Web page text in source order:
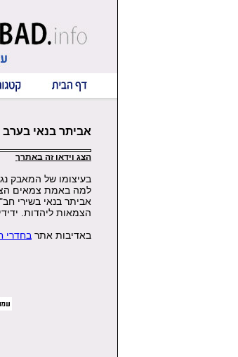
אביתר בנאי בערב
הצג וידאו זה באתרך
בעיצומו של המאבק
למה באמת צמאים
אביתר בנאי בשירי
הצמאות ליהדות.
באדיבות אתר בחדרי